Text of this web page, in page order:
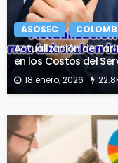
ASOSEC
Actualización de
en los Costos del
18 enero, 2026